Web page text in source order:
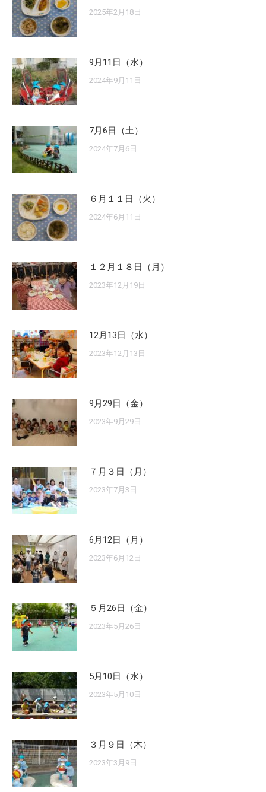
2025年2月18日
9月11日（水）
2024年9月11日
7月6日（土）
2024年7月6日
６月１１日（火）
2024年6月11日
１２月１８日（月）
2023年12月19日
12月13日（水）
2023年12月13日
9月29日（金）
2023年9月29日
７月３日（月）
2023年7月3日
6月12日（月）
2023年6月12日
５月26日（金）
2023年5月26日
5月10日（水）
2023年5月10日
３月９日（木）
2023年3月9日